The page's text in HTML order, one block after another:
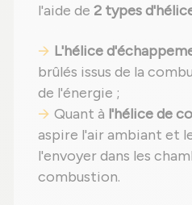
l'aide de 2 types
L'hélice
brûlés issus de la
de l'énergie ;
Quant à l'hélice de
aspire l'air ambiant et
l'envoyer dans les
combustion.